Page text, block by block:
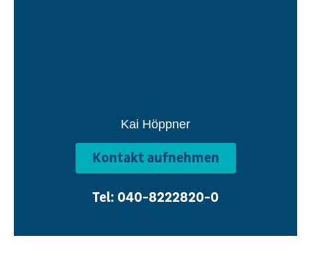
Kai Höppner
Kontakt aufnehmen
Tel: 040-8222820-0